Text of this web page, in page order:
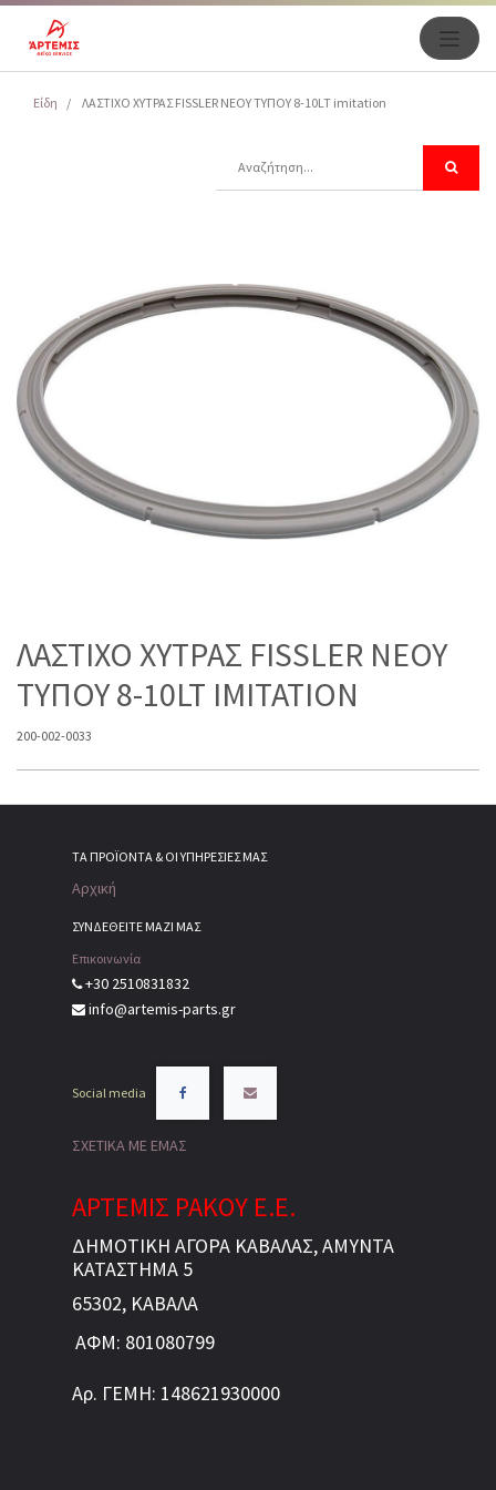
Είδη ΛΑΣΤΙΧΟ ΧΥΤΡΑΣ FISSLER ΝΕΟΥ ΤΥΠΟΥ 8-10LT imitation
ΛΑΣΤΙΧΟ ΧΥΤΡΑΣ FISSLER ΝΕΟΥ
ΤΥΠΟΥ 8-10LT IMITATION
200-002-0033
ΤΑ ΠΡΟΪΌΝΤΑ & ΟΙ ΥΠΗΡΕΣΊΕΣ ΜΑΣ
Αρχική
ΣΥΝΔΕΘΕΙΤΕ ΜΑΖΙ ΜΑΣ
Επικοινωνία
+30 2510831832
info@artemis-parts.gr
Social media
ΣΧΕΤΙΚΑ ΜΕ ΕΜΑΣ
ΑΡΤΕΜΙΣ ΡΑΚΟΥ Ε.Ε.
ΔΗΜΟΤΙΚΗ ΑΓΟΡΑ ΚΑΒΑΛΑΣ, ΑΜΥΝΤΑ
ΚΑΤΑΣΤΗΜΑ 5
65302, ΚΑΒΑΛΑ
ΑΦΜ: 801080799
Αρ. ΓΕΜΗ: 148621930000